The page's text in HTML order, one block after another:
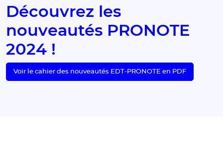
Découvrez les
nouveautés PRONOTE
2024 !
Voir le cahier des nouveautés EDT-PRONOTE en PDF